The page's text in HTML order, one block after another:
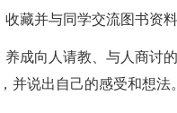
藏并与同学交流图书资料
养成向人请教、与人商讨
并说出自己的感受和想法。